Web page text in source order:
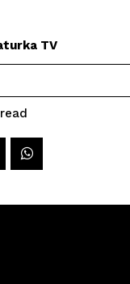
TV
read